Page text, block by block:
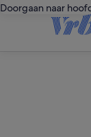
Doorgaan naar